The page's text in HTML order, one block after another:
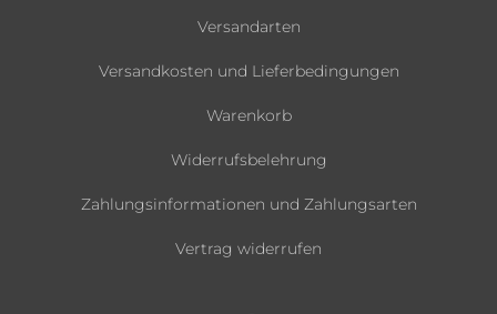
Versandarten
Versandkosten und Lieferbedingungen
Warenkorb
Widerrufsbelehrung
Zahlungsinformationen und Zahlungsarten
Vertrag widerrufen